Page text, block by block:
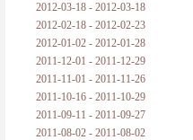
2012-03-18 - 2012-03-18
2012-02-18 - 2012-02-23
2012-01-02 - 2012-01-28
2011-12-01 - 2011-12-29
2011-11-01 - 2011-11-26
2011-10-16 - 2011-10-29
2011-09-11 - 2011-09-27
2011-08-02 - 2011-08-02